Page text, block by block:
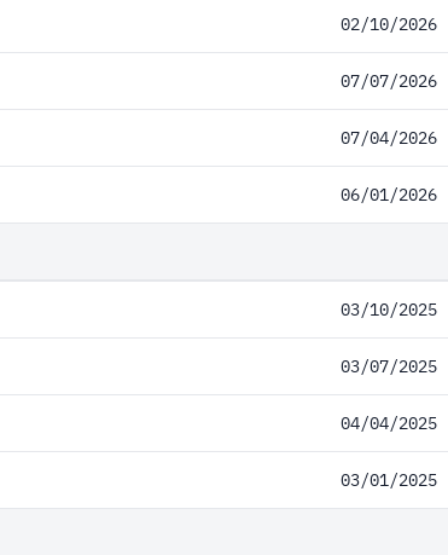
02/10/2026
07/07/2026
07/04/2026
06/01/2026
03/10/2025
03/07/2025
04/04/2025
03/01/2025